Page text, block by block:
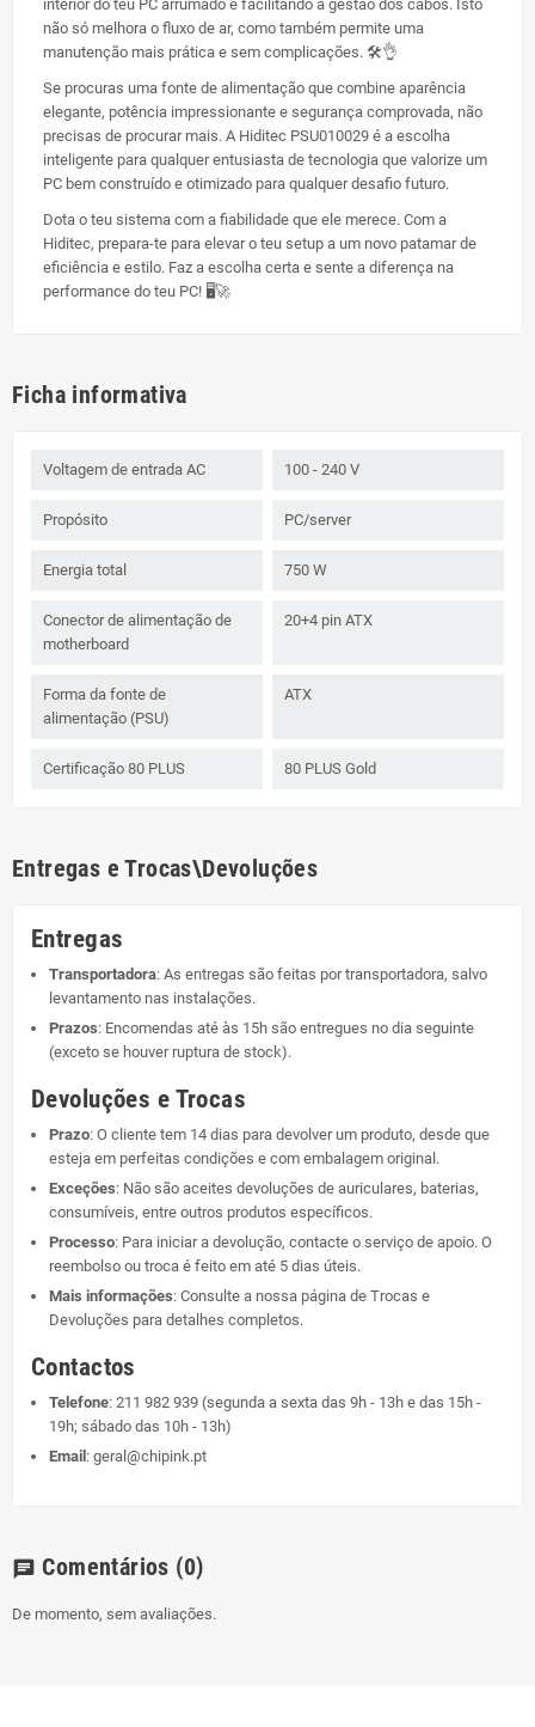
interior do teu PC arrumado e facilitando a gestão dos cabos. Isto
não só melhora o fluxo de ar, como também permite uma
manutenção mais prática e sem complicações. 🛠️👌
Se procuras uma fonte de alimentação que combine aparência
elegante, potência impressionante e segurança comprovada, não
precisas de procurar mais. A Hiditec PSU010029 é a escolha
inteligente para qualquer entusiasta de tecnologia que valorize um
PC bem construído e otimizado para qualquer desafio futuro.
Dota o teu sistema com a fiabilidade que ele merece. Com a
Hiditec, prepara-te para elevar o teu setup a um novo patamar de
eficiência e estilo. Faz a escolha certa e sente a diferença na
performance do teu PC! 🖥️🚀
Ficha informativa
Voltagem de entrada AC 100 - 240 V
Propósito PC/server
Energia total 750 W
Conector de alimentação de
motherboard
20+4 pin ATX
Forma da fonte de
alimentação (PSU)
ATX
Certificação 80 PLUS 80 PLUS Gold
Entregas e Trocas\Devoluções
Entregas
Transportadora: As entregas são feitas por transportadora, salvo
levantamento nas instalações.
Prazos: Encomendas até às 15h são entregues no dia seguinte
(exceto se houver ruptura de stock).
Devoluções e Trocas
Prazo: O cliente tem 14 dias para devolver um produto, desde que
esteja em perfeitas condições e com embalagem original.
Exceções: Não são aceites devoluções de auriculares, baterias,
consumíveis, entre outros produtos específicos.
Processo: Para iniciar a devolução, contacte o serviço de apoio. O
reembolso ou troca é feito em até 5 dias úteis.
Mais informações: Consulte a nossa página de Trocas e
Devoluções para detalhes completos.
Contactos
Telefone: 211 982 939 (segunda a sexta das 9h - 13h e das 15h -
19h; sábado das 10h - 13h)
Email : geral@chipink.pt
chat Comentários (0)
De momento, sem avaliações.